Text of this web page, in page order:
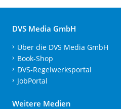
DVS Media GmbH
Über die DVS Media GmbH
Book-Shop
DVS-Regelwerksportal
JobPortal
Weitere Medien